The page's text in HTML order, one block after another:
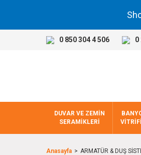
0 850 304 4 506 0
DUVAR VE ZEMİN
SERAMİKLERİ
Anasayfa ARMATÜR & DUŞ